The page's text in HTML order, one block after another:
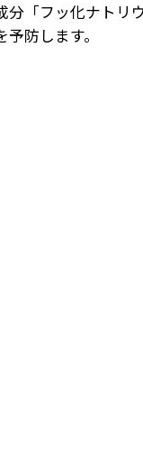
分「フッ化ナトリ
予防します。